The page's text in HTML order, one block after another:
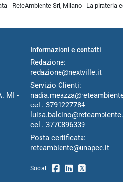
- ReteAmbiente Srl, Milano - La pirateria
MI -
Informazioni e contatti
Redazione:
redazione@nextville.it
Servizio Clienti:
cell. 3791227784
cell. 3770896339
Posta certificata:
reteambiente@unapec.it
Social